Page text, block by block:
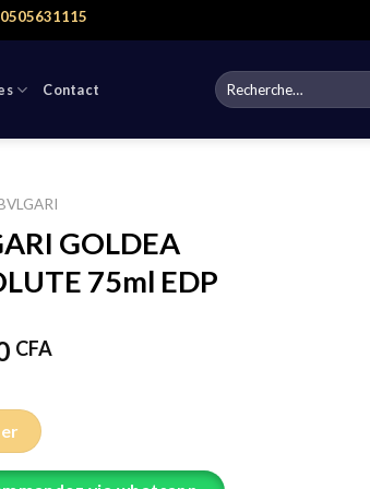
Contact
Recherche
pour :
GOLDEA
75ml EDP
CFA